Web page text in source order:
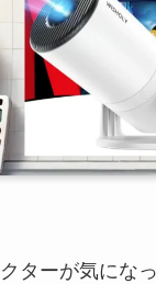
ターが気にな